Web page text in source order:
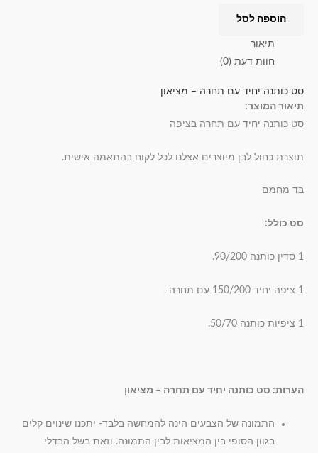
הוספה לסל
תיאור
חוות דעת (0)
סט כותנה יחיד עם תחרה – מציאון
תיאור המוצר:
סט כותנה יחיד עם תחרה בציפה
תוצרת כחול לבן מיוצרים אצלנו לכל לקוח בהתאמה אישית.
בד מחמם
סט כולל:
1 סדין כותנה 90/200.
1 ציפה יחיד 150/200 עם תחרה .
1 ציפיות כותנה 50/70.
הערות: סט כותנה יחיד עם תחרה – מציאון
התמונה של הצבעים הינה להמחשה בלבד- יתכנו שינוים קלים
בגוון הסופי בין המציאות לבין התמונה. וזאת בשל הבדלי